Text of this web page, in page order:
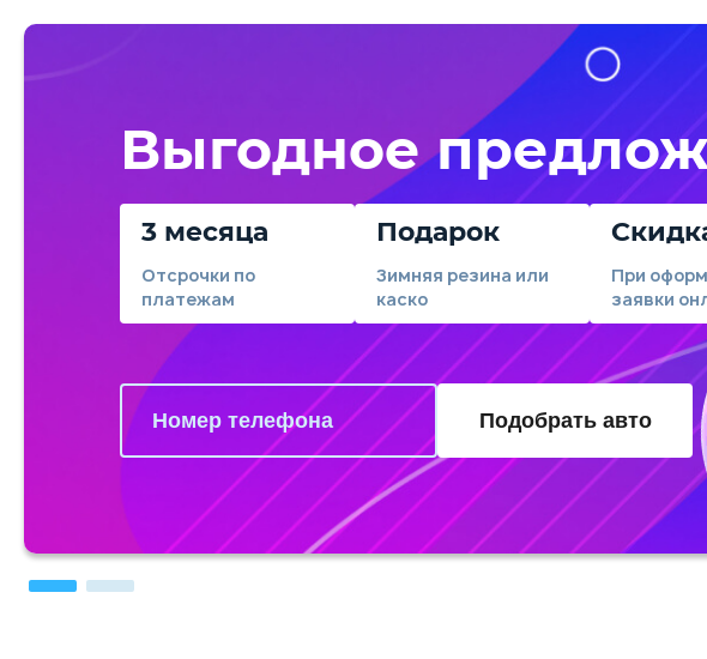
Выгодное
3 месяца
Отсрочки по
платежам
Подарок
Зимняя резина или
каско
При
заявки
Подобрать авто